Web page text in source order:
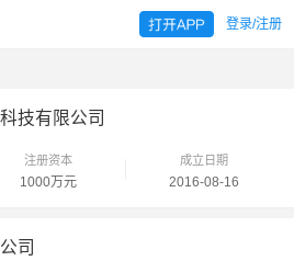
登录/注册
技有限公司
注册资本
1000万元
成立日期
2016-08-16
司